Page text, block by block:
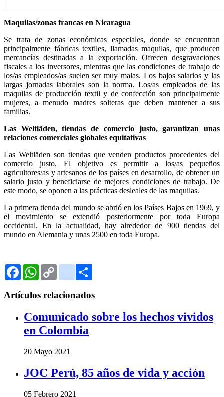
Maquilas/zonas francas en Nicaragua
Se trata de zonas económicas especiales, donde se encuentran
principalmente fábricas textiles, llamadas maquilas, que producen
mercancías destinadas a la exportación. Ofrecen desgravaciones
fiscales a los inversores, mientras que las condiciones de trabajo de
los/as empleados/as suelen ser muy malas. Los bajos salarios y las
largas jornadas laborales son la norma. Los/as empleados de las
maquilas de producción textil y de confección son principalmente
mujeres, a menudo madres solteras que deben mantener a sus
familias.
Las Weltläden, tiendas de comercio justo, garantizan unas
relaciones comerciales globales equitativas
Las Weltläden son tiendas que venden productos procedentes del
comercio justo. El objetivo es permitir a los/as pequeños
agricultores/as y artesanos de los países en desarrollo, de obtener un
salario justo y beneficiarse de mejores condiciones de trabajo. De
este modo, se oponen a las prácticas desleales de las maquilas.
La primera tienda del mundo se abrió en los Países Bajos en 1969, y
el movimiento se extendió posteriormente por toda Europa
occidental. En la actualidad, hay alrededor de 900 tiendas del
mundo en Alemania y unas 2500 en toda Europa.
FacebookWhatsApp
Copy
Gmail
Artículos relacionados
Comunicado sobre los hechos vividos
en Colombia
20 Mayo 2021
JOC Perú, 85 años de vida y acción
05 Febrero 2021